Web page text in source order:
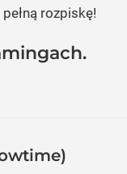
rozpiskę!